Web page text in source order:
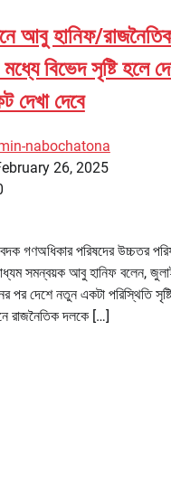
আবু হানিফ/
বিভেদ সৃষ্টি হলে
দেখা দেবে
nabochatona
26, 2025
গণঅধিকার পরিষদের উচ্চতর
সমন্বয়ক আবু হানিফ বলেন,
পর দেশে নতুন একটা পরিস্থিতি সৃষ্টি
রাজনৈতিক দলকে […]